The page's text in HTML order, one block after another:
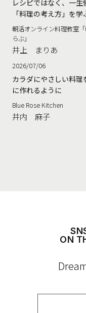
レシピではなく、一生
「料理の考え方」を学
朝活オンライン料理教室「
らぶ」
井上 まりあ
2026/07/06
カラダにやさしい料理
に作れるように
Blue Rose Kitchen
井内 麻子
ON